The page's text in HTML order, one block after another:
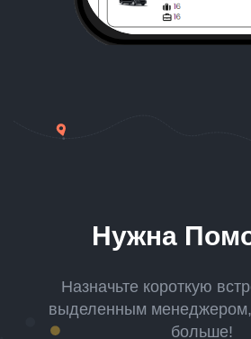
Нужна
Назначьте короткую
выделенным менеджером,
больше!